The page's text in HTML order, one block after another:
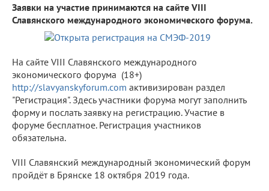
Заявки на участие принимаются на сайте VIII
Славянского международного экономического форума.
На сайте VIII Славянского международного
экономического форума (18+)
http://slavyanskyforum.com активизирован раздел
"Регистрация". Здесь участники форума могут заполнить
форму и послать заявку на регистрацию. Участие в
форуме бесплатное. Регистрация участников
обязательна.
VIII Славянский международный экономический форум
пройдёт в Брянске 18 октября 2019 года.